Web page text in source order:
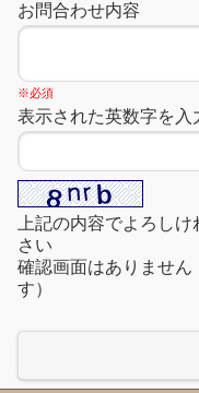
お問合わせ内容
※必須
表示された英数字を入
上記の内容でよろし
さい
確認画面はありません
す）